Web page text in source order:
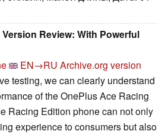
Review: With Powerful
EN→RU Archive.org version
testing, we can clearly understand
of the OnePlus Ace Racing
Racing Edition phone can not only
experience to consumers but also